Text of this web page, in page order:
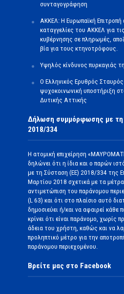
συνταγογράφηση
ΑΚΚΕΛ: Η Ευρωπαϊκή Επιτροπή
καταγγελίες του ΑΚΚΕΛ για
κυβέρνησης σε πληρωμές,
βία για τους κτηνοτρόφους.
Υψηλός κίνδυνος πυρκαγιάς
Ο Ελληνικός Ερυθρός
ψυχοκοινωνική υποστήριξη
Δυτικής Αττικής
Δήλωση συμμόρφωσης με τη
2018/334
Η ατομική επιχείρηση
δηλώνει ότι η ίδια και ο παρών
με τη Σύσταση (ΕΕ) 2018/334 της
Μαρτίου 2018 σχετικά με τα
αντιμετώπιση του παράνομου
(L 63) και ότι στο πλαίσιο αυτό
δημοσιεύει ή/και να αφαιρεί κάθε
κρίνει ότι είναι παράνομο, χωρίς
άδεια του χρήστη, καθώς και να
προληπτικό μέτρο για την
παράνομου περιεχομένου.
Βρείτε μας στο Facebook